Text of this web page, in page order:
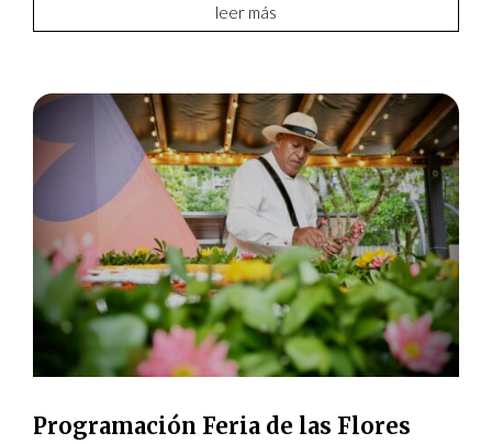
leer más
Programación Feria de las Flores